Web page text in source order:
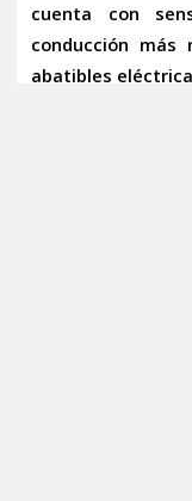
cuenta con
conducción más
abatibles